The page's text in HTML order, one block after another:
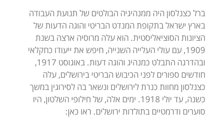
ברל כצנלסון היה ממנהיגיה הבולטים של תנועת העבודה
בארץ ישראל בתקופת המנדט הבריטי והוגה הדעות של
הציונות הסוציאליסטית. הוא עלה מרוסיה ארצה בשנת
1909, עם עולי העלייה השנייה, חיפש את ייעודו כחקלאי
ובהדרגה התבלט כמנהיג והוגה דעות. באוגוסט 1917,
חודשים ספורים לפני הכיבוש הבריטי בירושלים, עלה
כצנלסון מחוות כנרת לירושלים ונשאר בה לסירוגין במשך
כשנה, עד יולי 1918. ימים אלה, של חילופי השלטון, היו
סוערים ודרמטיים בתולדות ירושלים. ראו כאן: